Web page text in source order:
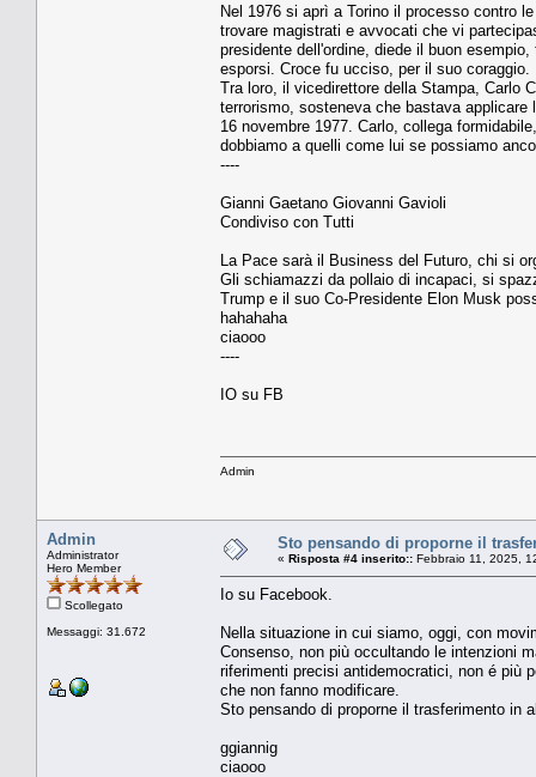
Nel 1976 si aprì a Torino il processo contro
trovare magistrati e avvocati che vi
presidente dell'ordine, diede il buon
esporsi. Croce fu ucciso, per il suo
Tra loro, il vicedirettore della Stampa, Carlo
terrorismo, sosteneva che bastava
16 novembre 1977. Carlo, collega
dobbiamo a quelli come lui se possiamo
----
Gianni Gaetano Giovanni Gavioli
Condiviso con Tutti
La Pace sarà il Business del Futuro, chi si
Gli schiamazzi da pollaio di incapaci, si
Trump e il suo Co-Presidente Elon Musk
hahahaha
ciaooo
----
IO su FB
Admin
Admin
Administrator
Hero Member
Scollegato
Messaggi: 31.672
Sto pensando di proporne il
« Risposta #4 inserito:: Febbraio 11, 2025,
Io su Facebook.
Nella situazione in cui siamo, oggi, con
Consenso, non più occultando le intenzioni
riferimenti precisi antidemocratici, non é più
che non fanno modificare.
Sto pensando di proporne il trasferimento in
ggiannig
ciaooo